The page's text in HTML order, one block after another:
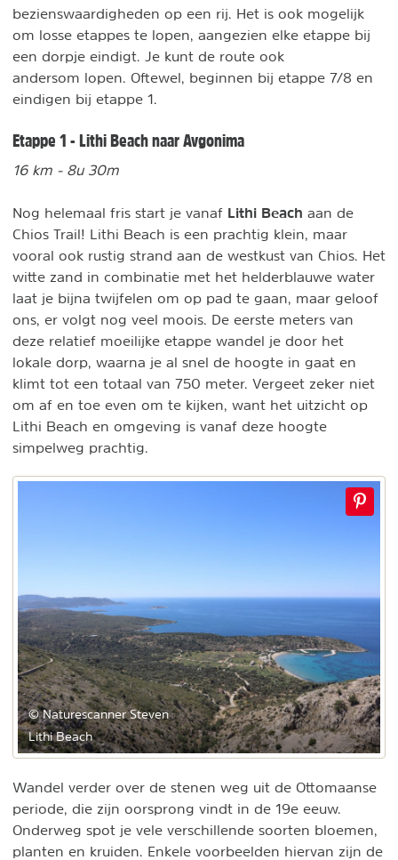
bezienswaardigheden op een rij. Het is ook mogelijk
om losse etappes te lopen, aangezien elke etappe bij
een dorpje eindigt. Je kunt de route ook
andersom lopen. Oftewel, beginnen bij etappe 7/8 en
eindigen bij etappe 1.
Etappe 1 - Lithi Beach naar Avgonima
16 km - 8u 30m
Nog helemaal fris start je vanaf Lithi Beach aan de
Chios Trail! Lithi Beach is een prachtig klein, maar
vooral ook rustig strand aan de westkust van Chios. Het
witte zand in combinatie met het helderblauwe water
laat je bijna twijfelen om op pad te gaan, maar geloof
ons, er volgt nog veel moois. De eerste meters van
deze relatief moeilijke etappe wandel je door het
lokale dorp, waarna je al snel de hoogte in gaat en
klimt tot een totaal van 750 meter. Vergeet zeker niet
om af en toe even om te kijken, want het uitzicht op
Lithi Beach en omgeving is vanaf deze hoogte
simpelweg prachtig.
© Naturescanner Steven
Lithi Beach
Wandel verder over de stenen weg uit de Ottomaanse
periode, die zijn oorsprong vindt in de 19e eeuw.
Onderweg spot je vele verschillende soorten bloemen,
planten en kruiden. Enkele voorbeelden hiervan zijn de